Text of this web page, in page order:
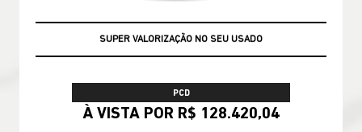
GARANTIA 05 ANOS JEEP
PCD
À VISTA POR R$ 128.420,04